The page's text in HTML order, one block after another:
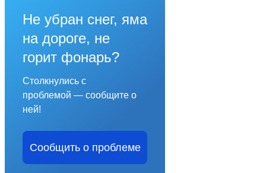
Не убран снег, яма
на дороге, не
горит фонарь?
Столкнулись с
проблемой — сообщите о
ней!
Сообщить о проблеме